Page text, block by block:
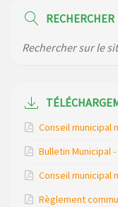
de la gendarmerie
Modification de
bungalows bois,
Loubaresse le
RECHERCHER
Conseil municipal
Bulletin Municipal
Conseil municipal
Règlement